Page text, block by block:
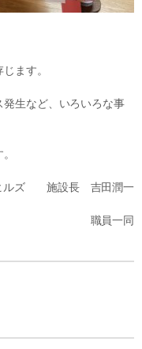
ます。
生など、いろいろな事
ルズ 施設長 吉田潤一
職員一同